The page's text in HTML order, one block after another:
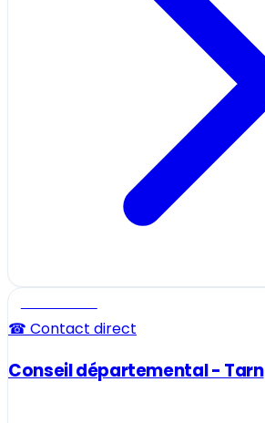
☎ Contact direct
Conseil départemental - Tarn